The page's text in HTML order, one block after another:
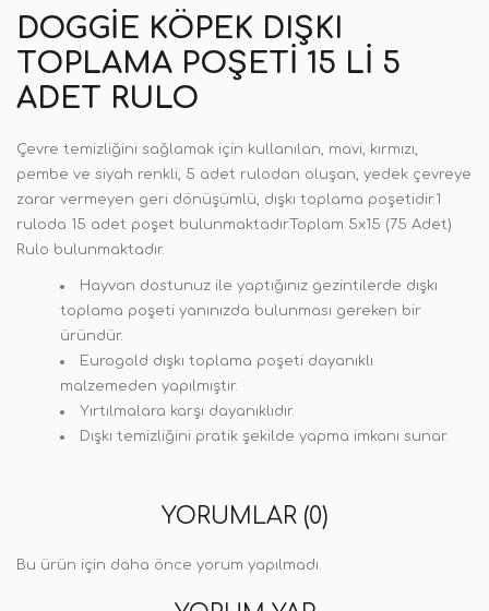
DOGGIE KÖPEK DIŞKI
TOPLAMA POŞETI 15 LI 5
ADET RULO
Çevre temizliğini sağlamak için kullanılan, mavi, kırmızı,
pembe ve siyah renkli, 5 adet rulodan oluşan, yedek çevreye
zarar vermeyen geri dönüşümlü, dışkı toplama poşetidir.1
ruloda 15 adet poşet bulunmaktadır.Toplam 5x15 (75 Adet)
Rulo bulunmaktadır.
Hayvan dostunuz ile yaptığınız gezintilerde dışkı
toplama poşeti yanınızda bulunması gereken bir
üründür.
Eurogold dışkı toplama poşeti dayanıklı
malzemeden yapılmıştır.
Yırtılmalara karşı dayanıklıdır.
Dışkı temizliğini pratik şekilde yapma imkanı sunar.
YORUMLAR (0)
Bu ürün için daha önce yorum yapılmadı.